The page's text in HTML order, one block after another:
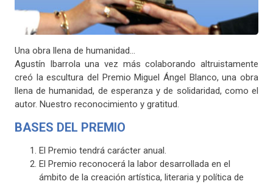
Una obra llena de humanidad…
Agustín Ibarrola una vez más colaborando altruistamente
creó la escultura del Premio Miguel Ángel Blanco, una obra
llena de humanidad, de esperanza y de solidaridad, como el
autor. Nuestro reconocimiento y gratitud.
BASES DEL PREMIO
El Premio tendrá carácter anual.
El Premio reconocerá la labor desarrollada en el
ámbito de la creación artística, literaria y política de